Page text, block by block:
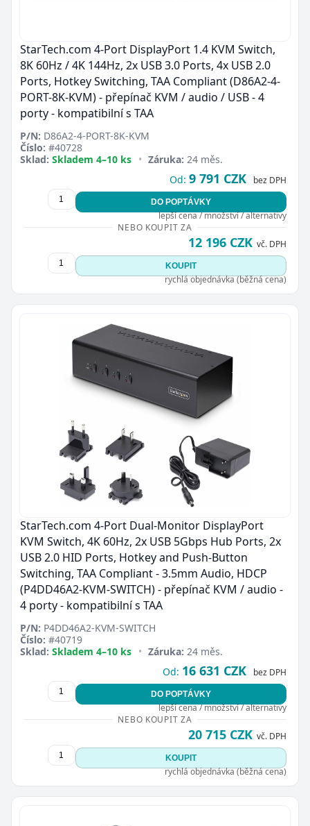
StarTech.com 4-Port DisplayPort 1.4 KVM Switch,
8K 60Hz / 4K 144Hz, 2x USB 3.0 Ports, 4x USB 2.0
Ports, Hotkey Switching, TAA Compliant (D86A2-4-
PORT-8K-KVM) - přepínač KVM / audio / USB - 4
porty - kompatibilní s TAA
P/N: D86A2-4-PORT-8K-KVM
Číslo: #40728
Sklad: Skladem 4–10 ks • Záruka: 24 měs.
Od: 9 791 CZK bez DPH
DO POPTÁVKY
lepší cena / množství / alternativy
NEBO KOUPIT ZA
12 196 CZK vč. DPH
KOUPIT
rychlá objednávka (běžná cena)
StarTech.com 4-Port Dual-Monitor DisplayPort
KVM Switch, 4K 60Hz, 2x USB 5Gbps Hub Ports, 2x
USB 2.0 HID Ports, Hotkey and Push-Button
Switching, TAA Compliant - 3.5mm Audio, HDCP
(P4DD46A2-KVM-SWITCH) - přepínač KVM / audio -
4 porty - kompatibilní s TAA
P/N: P4DD46A2-KVM-SWITCH
Číslo: #40719
Sklad: Skladem 4–10 ks • Záruka: 24 měs.
Od: 16 631 CZK bez DPH
DO POPTÁVKY
lepší cena / množství / alternativy
NEBO KOUPIT ZA
20 715 CZK vč. DPH
KOUPIT
rychlá objednávka (běžná cena)